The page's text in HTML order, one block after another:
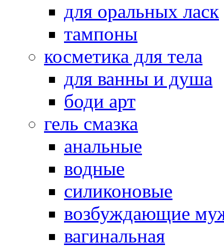
для оральных ласк
тампоны
косметика для тела
для ванны и душа
боди арт
гель смазка
анальные
водные
силиконовые
возбуждающие
вагинальная